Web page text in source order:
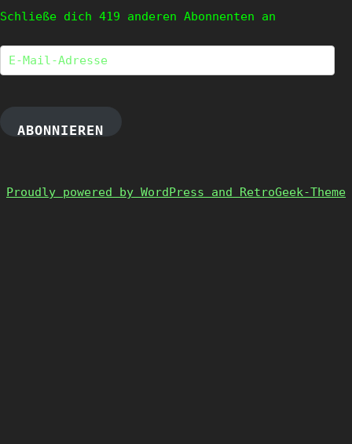
Schließe dich 419 anderen Abonnenten an
E-
Mail-
ABONNIEREN
Proudly powered by WordPress and RetroGeek-Theme